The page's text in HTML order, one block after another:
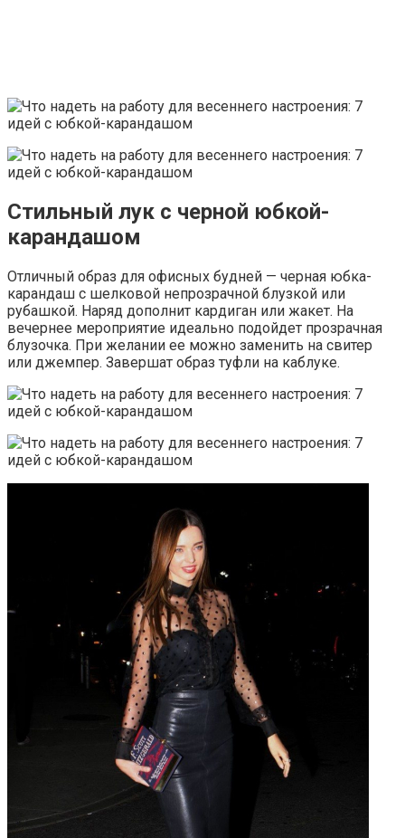
Стильный лук с черной юбкой-
карандашом
Отличный образ для офисных будней — черная юбка-
карандаш с шелковой непрозрачной блузкой или
рубашкой. Наряд дополнит кардиган или жакет. На
вечернее мероприятие идеально подойдет прозрачная
блузочка. При желании ее можно заменить на свитер
или джемпер. Завершат образ туфли на каблуке.